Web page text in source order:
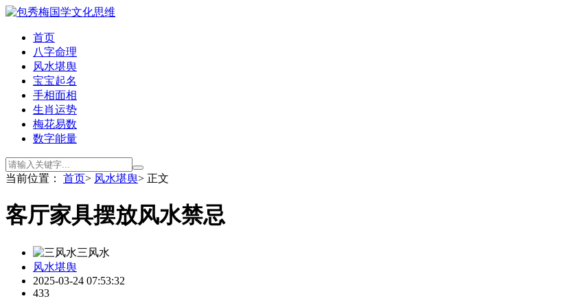
首页
八字命理
风水堪舆
宝宝起名
手相面相
生肖运势
梅花易数
数字能量
当前位置： 首页> 风水堪舆> 正文
客厅家具摆放风水禁忌
三风水
风水堪舆
2025-03-24 07:53:32
433